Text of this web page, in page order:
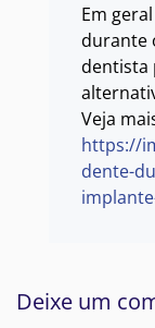
Em
durante
dentista
Veja
https://
dente-
Deixe um